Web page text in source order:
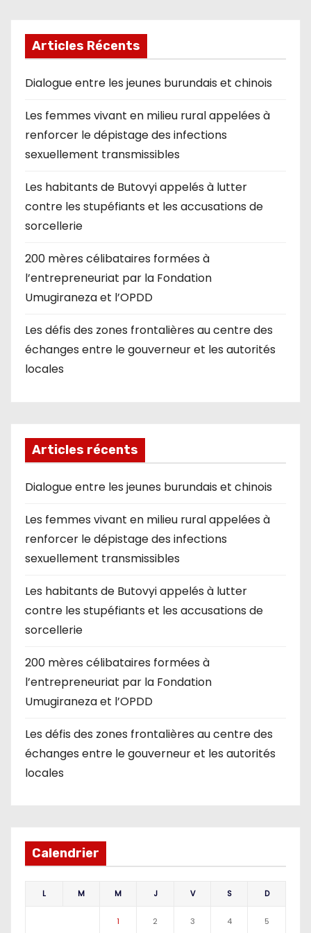
Articles Récents
Dialogue entre les jeunes burundais et chinois
Les femmes vivant en milieu rural appelées à
renforcer le dépistage des infections
sexuellement transmissibles
Les habitants de Butovyi appelés à lutter
contre les stupéfiants et les accusations de
sorcellerie
200 mères célibataires formées à
l’entrepreneuriat par la Fondation
Umugiraneza et l’OPDD
Les défis des zones frontalières au centre des
échanges entre le gouverneur et les autorités
locales
Articles récents
Dialogue entre les jeunes burundais et chinois
Les femmes vivant en milieu rural appelées à
renforcer le dépistage des infections
sexuellement transmissibles
Les habitants de Butovyi appelés à lutter
contre les stupéfiants et les accusations de
sorcellerie
200 mères célibataires formées à
l’entrepreneuriat par la Fondation
Umugiraneza et l’OPDD
Les défis des zones frontalières au centre des
échanges entre le gouverneur et les autorités
locales
Calendrier
L M M J V S D
1 2 3 4 5